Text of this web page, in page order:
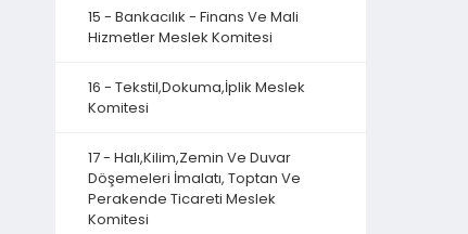
15 - Bankacılık - Finans Ve Mali
Hizmetler Meslek Komitesi
16 - Tekstil,Dokuma,İplik Meslek
Komitesi
17 - Halı,Kilim,Zemin Ve Duvar
Döşemeleri İmalatı, Toptan Ve
Perakende Ticareti Meslek
Komitesi